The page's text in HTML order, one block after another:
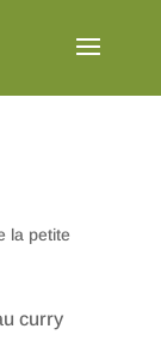
la petite
curry